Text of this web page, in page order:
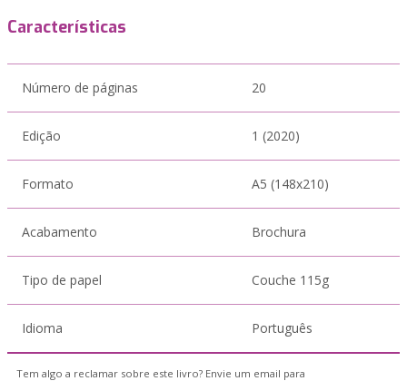
Características
Número de páginas 20
Edição 1 (2020)
Formato A5 (148x210)
Acabamento Brochura
Tipo de papel Couche 115g
Idioma Português
Tem algo a reclamar sobre este livro? Envie um email para